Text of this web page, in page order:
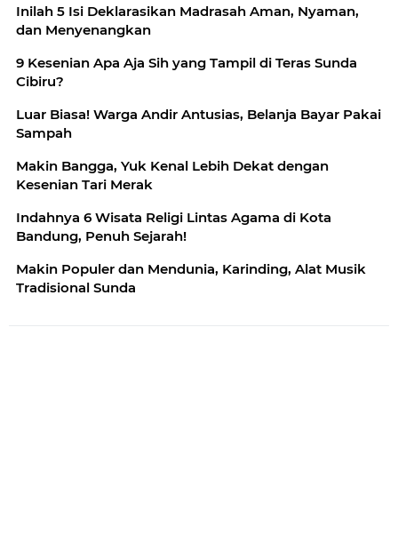
Inilah 5 Isi Deklarasikan Madrasah Aman, Nyaman,
dan Menyenangkan
9 Kesenian Apa Aja Sih yang Tampil di Teras Sunda
Cibiru?
Luar Biasa! Warga Andir Antusias, Belanja Bayar Pakai
Sampah
Makin Bangga, Yuk Kenal Lebih Dekat dengan
Kesenian Tari Merak
Indahnya 6 Wisata Religi Lintas Agama di Kota
Bandung, Penuh Sejarah!
Makin Populer dan Mendunia, Karinding, Alat Musik
Tradisional Sunda